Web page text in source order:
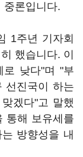
중론입니다.
1주년 기자회
했습니다. 이
로 낮다"며 "부
선진국이 하는
겠다"고 말했
통해 보유세를
방향성을 내